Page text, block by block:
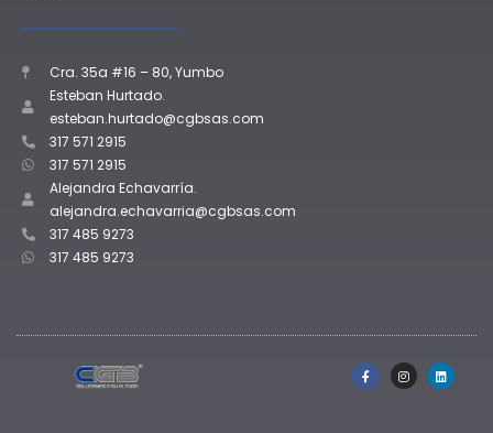
Cra. 35a #16 – 80, Yumbo
Esteban Hurtado.
esteban.hurtado@cgbsas.com
317 571 2915
317 571 2915
Alejandra Echavarría.
alejandra.echavarria@cgbsas.com
317 485 9273
317 485 9273